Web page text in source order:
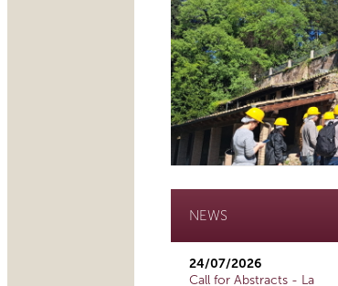
NEWS
24/07/2026
Call for Abstracts - La